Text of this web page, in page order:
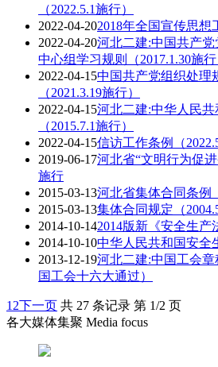
（2022.5.1施行）
2022-04-202018年全国宣传思想
2022-04-20河北二建:中国共产
中心组学习规则（2017.1.30施行
2022-04-15中国共产党组织处理
（2021.3.19施行）
2022-04-15河北二建:中华人民
（2015.7.1施行）
2022-04-15信访工作条例（
2019-06-17河北省“文明行为促
施行
2015-03-13河北省集体合同条例
2015-03-13集体合同规定（
2014-10-142014版新《安全生产
2014-10-10中华人民共和国安全
2013-12-19河北二建:中国工会章
国工会十六大通过）
1 2下一页 共 27 条记录 第 1/2 页
各大媒体集聚 Media focus